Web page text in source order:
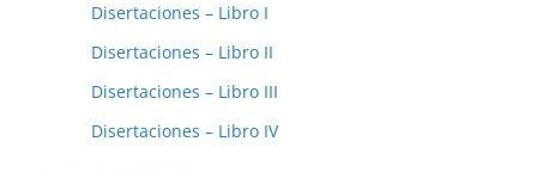
Disertaciones – Libro I
Disertaciones – Libro II
Disertaciones – Libro III
Disertaciones – Libro IV